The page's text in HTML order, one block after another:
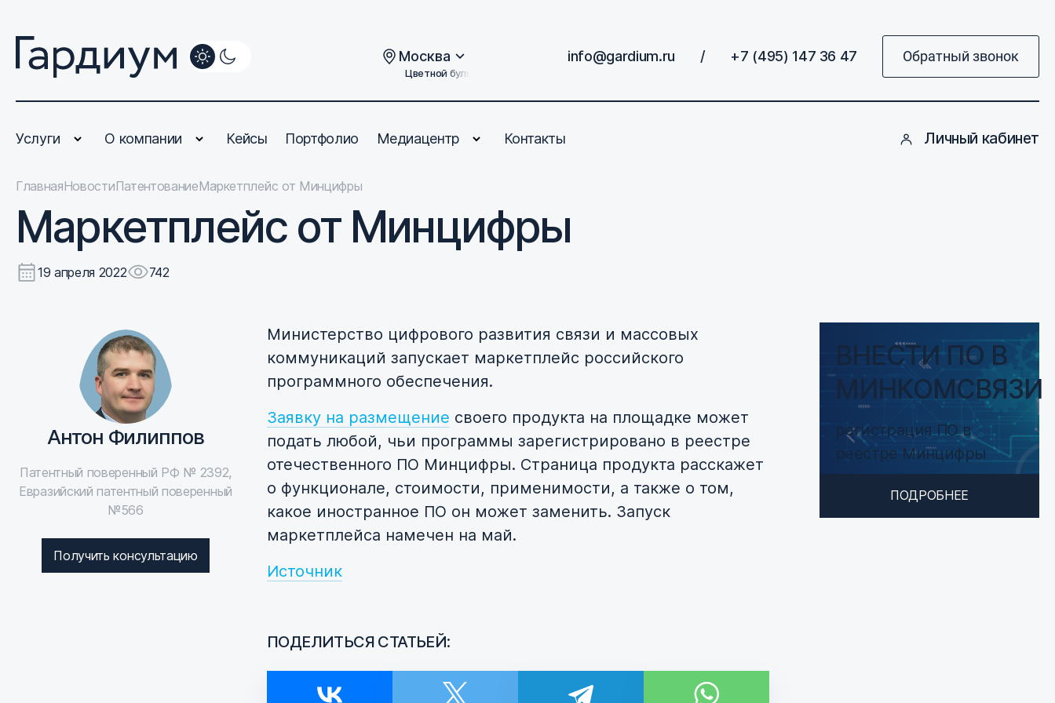
Москва
Цветной бульвар, дом 2
info@gardium.ru / +7 (495) 147 36 47 Обратный звонок
Услуги О компании Кейсы Портфолио Медиацентр Контакты Личный кабинет
ГлавнаяНовостиПатентованиеМаркетплейс от Минцифры
Маркетплейс от Минцифры
19 апреля 2022 742
Министерство цифрового развития связи и массовых
коммуникаций запускает маркетплейс российского
программного обеспечения.
Заявку на размещение своего продукта на площадке может
подать любой, чьи программы зарегистрировано в реестре
отечественного ПО Минцифры. Страница продукта расскажет
о функционале, стоимости, применимости, а также о том,
какое иностранное ПО он может заменить. Запуск
маркетплейса намечен на май.
Источник
Антон Филиппов
Патентный поверенный РФ № 2392,
Евразийский патентный поверенный
№566
Получить консультацию
ПОДЕЛИТЬСЯ СТАТЬЕЙ:
ВНЕСТИ ПО В
МИНКОМСВЯЗИ
регистрация ПО в
реестре Минцифры
ПОДРОБНЕЕ